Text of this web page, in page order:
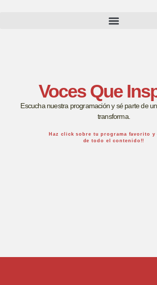
Voces Que
Escucha nuestra programación y sé parte de
transforma.
Haz click sobre tu programa favorito y
de todo el contenido!!